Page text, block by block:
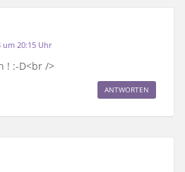
um 20:15 Uhr
! :-D<br />
ANTWORTEN